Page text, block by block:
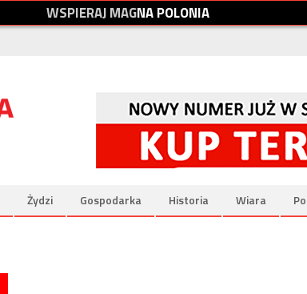
WSPIERAJMAGNAPOLONIA
Żydzi Gospodarka Historia Wiara